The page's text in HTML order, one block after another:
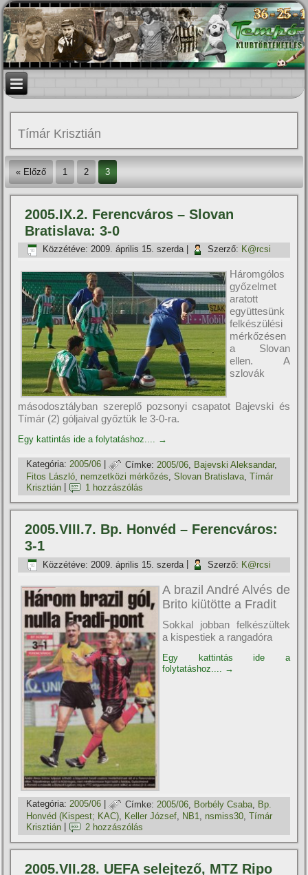
Tí­már Krisztián
« Előző 1 2 3
2005.IX.2. Ferencváros – Slovan
Bratislava: 3-0
Közzétéve: 2009. április 15. szerda| Szerző: K@rcsi
Háromgólos
győzelmet
aratott
együttesünk
felkészülési
mérkőzésen
a Slovan
ellen. A
szlovák
másodosztályban szereplő pozsonyi csapatot Bajevski és
Tí­már (2) góljaival győztük le 3-0-ra.
Egy kattintás ide a folytatáshoz.... →
Kategória: 2005/06 | Címke: 2005/06 Bajevski Aleksandar,
Fitos László, nemzetközi mérkőzés,Slovan Bratislava,Tí­már
Krisztián
1 hozzászólás
2005.VIII.7. Bp. Honvéd – Ferencváros:
3-1
Közzétéve: 2009. április 15. szerda Szerző: K@rcsi
A brazil André Alvés de
Brito kiütötte a Fradit
Sokkal jobban felkészültek
a kispestiek a rangadóra
Egy kattintás ide a
folytatáshoz.... →
Kategória: 2005/06 | Címke: 2005/06 Borbély Csaba
Bp.
Honvéd (Kispest; KAC), Keller József, NB1, nsmiss30,Tí­már
Krisztián
2 hozzászólás
2005.VII.28. UEFA selejtező, MTZ Ripo